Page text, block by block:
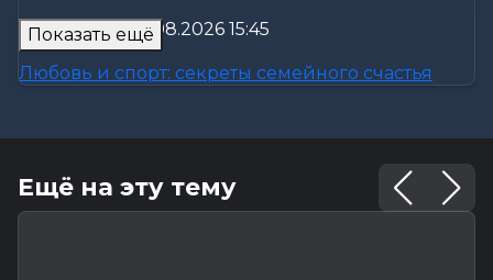
Общество -05.08.2026 15:45
Любовь и спорт: секреты семейного счастья
Общество -05.08.2026 15:09
В Могилеве в рамках проекта «Трэці — Бацькаў»
вручили обереги двум...
Показать ещё
Ещё на эту тему